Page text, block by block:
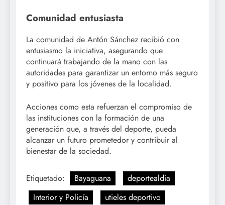
Comunidad entusiasta
La comunidad de Antón Sánchez recibió con
entusiasmo la iniciativa, asegurando que
continuará trabajando de la mano con las
autoridades para garantizar un entorno más seguro
y positivo para los jóvenes de la localidad.
Acciones como esta refuerzan el compromiso de
las instituciones con la formación de una
generación que, a través del deporte, pueda
alcanzar un futuro prometedor y contribuir al
bienestar de la sociedad.
Etiquetado: Bayaguana
deportealdia
Interior y Policía
utieles deportivo